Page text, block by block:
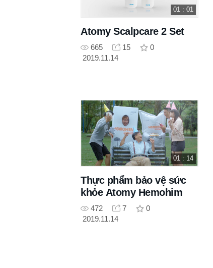
01 : 01
Atomy Scalpcare 2 Set
665 15
0
2019.11.14
01 : 14
Thực phẩm bảo vệ sức
khỏe Atomy Hemohim
472 7
0
2019.11.14